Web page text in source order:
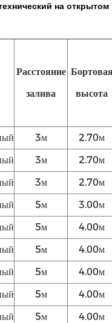
на
Расстояние
залива
высота
3м 2.70м
3м 2.70м
3м 2.70м
5м 3.00м
5м 4.00м
5м 4.00м
5м 4.00м
5м 4.00м
5м 4.00м